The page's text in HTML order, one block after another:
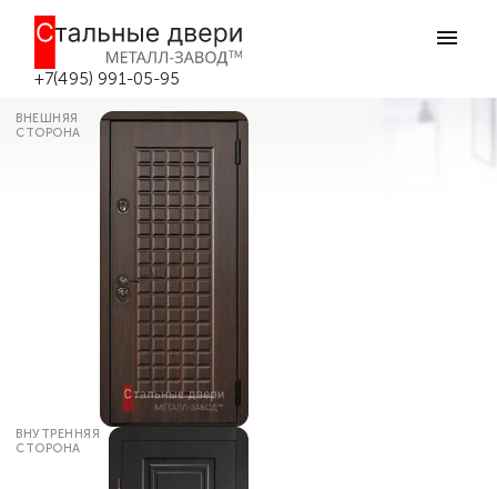
+7(495) 991-05-95
Дверь для дома входная уличная
№216 в Москве
ВНЕШНЯЯ
СТОРОНА
ВНУТРЕННЯЯ
СТОРОНА